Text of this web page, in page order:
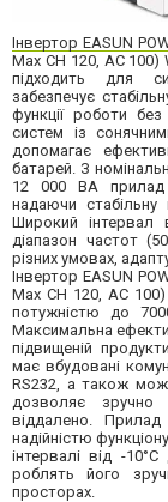
Інвертор EASUN
Max CH 120, AC 100)
підходить для
забезпечує
функції роботи
систем із
допомагає
батарей. З
12 000 ВА прилад
надаючи стабільну
Широкий інтервал
діапазон частот
різних умовах,
Інвертор EASUN
Max CH 120, AC
потужністю до
Максимальна
підвищеній
має вбудовані
RS232, а також
дозволяє
віддалено. Прилад
надійністю
інтервалі від -
роблять його
просторах.